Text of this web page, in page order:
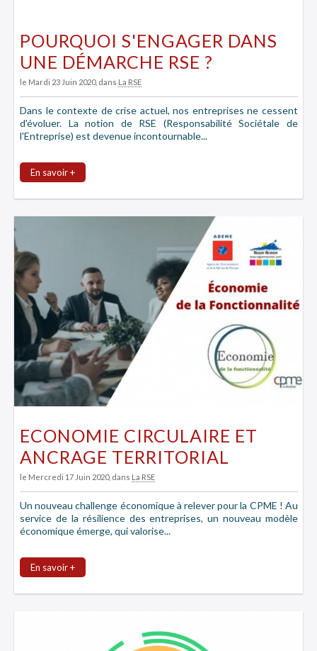
POURQUOI S'ENGAGER DANS
UNE DÉMARCHE RSE ?
le Mardi 23 Juin 2020, dans La RSE
Dans le contexte de crise actuel, nos entreprises ne cessent
d'évoluer. La notion de RSE (Responsabilité Sociétale de
l'Entreprise) est devenue incontournable...
En savoir +
ECONOMIE CIRCULAIRE ET
ANCRAGE TERRITORIAL
le Mercredi 17 Juin 2020, dans La RSE
Un nouveau challenge économique à relever pour la CPME ! Au
service de la résilience des entreprises, un nouveau modèle
économique émerge, qui valorise...
En savoir +